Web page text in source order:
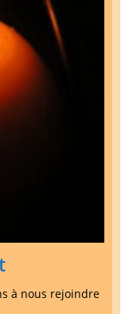
à nous rejoindre